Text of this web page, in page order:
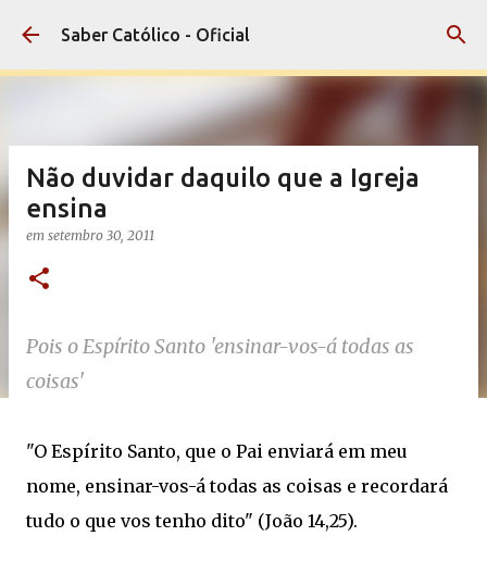
Pular para o conteúdo principal
Saber Católico - Oficial
Não duvidar daquilo que a Igreja
ensina
em setembro 30, 2011
Pois o Espírito Santo 'ensinar-vos-á todas as
coisas'
"O Espírito Santo, que o Pai enviará em meu
nome, ensinar-vos-á todas as coisas e recordará
tudo o que vos tenho dito" (João 14,25).